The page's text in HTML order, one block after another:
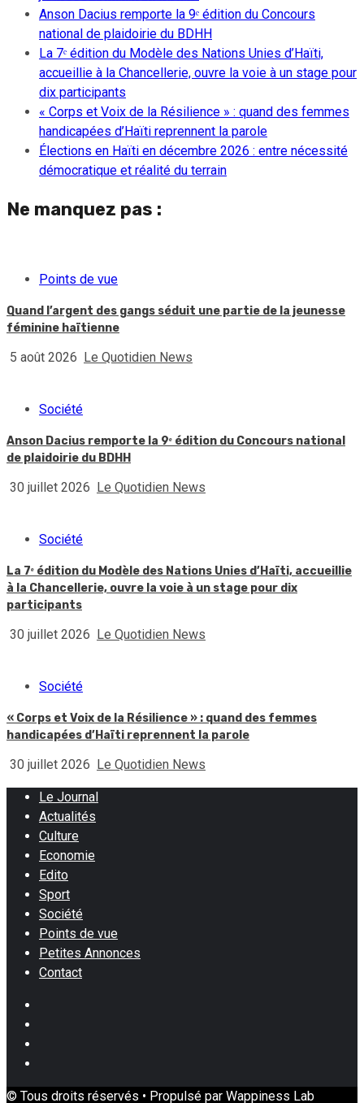
Anson Dacius remporte la 9ᵉ édition du Concours
national de plaidoirie du BDHH
La 7ᵉ édition du Modèle des Nations Unies d’Haïti,
accueillie à la Chancellerie, ouvre la voie à un stage pour
dix participants
« Corps et Voix de la Résilience » : quand des femmes
handicapées d’Haïti reprennent la parole
Élections en Haïti en décembre 2026 : entre nécessité
démocratique et réalité du terrain
Ne manquez pas :
Points de vue
Quand l’argent des gangs séduit une partie de la jeunesse
féminine haïtienne
5 août 2026 Le Quotidien News
Société
Anson Dacius remporte la 9ᵉ édition du Concours national
de plaidoirie du BDHH
30 juillet 2026 Le Quotidien News
Société
La 7ᵉ édition du Modèle des Nations Unies d’Haïti, accueillie
à la Chancellerie, ouvre la voie à un stage pour dix
participants
30 juillet 2026 Le Quotidien News
Société
« Corps et Voix de la Résilience » : quand des femmes
handicapées d’Haïti reprennent la parole
30 juillet 2026 Le Quotidien News
Le Journal
Actualités
Culture
Economie
Edito
Sport
Société
Points de vue
Petites Annonces
Contact
© Tous droits réservés • Propulsé par Wappiness Lab